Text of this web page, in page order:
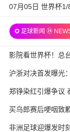
07月05日 世界杯
✪ 足球新闻 ㉔
影院看世界杯！总
沪浙对决首发曝光
郑铮染红引爆争议
买乌郎赛后哽咽致
非洲足球迎爆发时